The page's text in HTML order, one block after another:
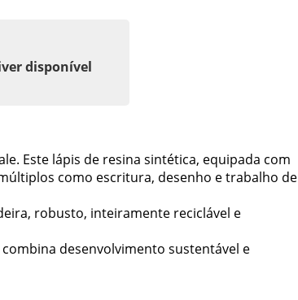
disponível
Este lápis de resina sintética, equipada com
como escritura, desenho e trabalho de
robusto, inteiramente reciclável e
desenvolvimento sustentável e